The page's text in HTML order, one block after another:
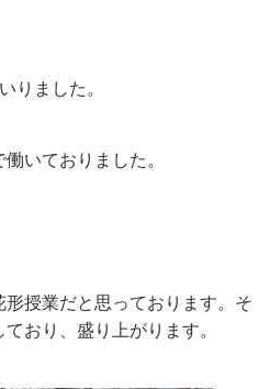
りました。
いておりました。
授業だと思っております。そ
おり、盛り上がります。